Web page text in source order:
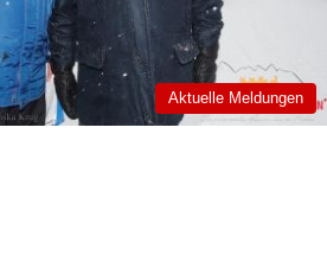
Aktuelle Meldungen